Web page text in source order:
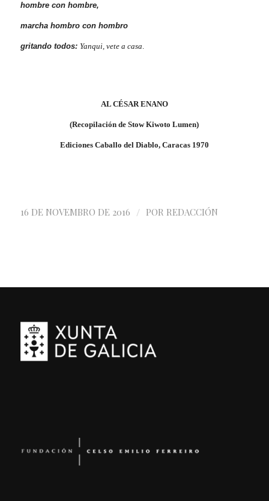
hombre con hombre,
marcha hombro con hombro
gritando todos: Yanqui, vete a casa.
AL CÉSAR ENANO
(Recopilación de Stow Kiwoto Lumen)
Ediciones Caballo del Diablo, Caracas 1970
16 DE NOVEMBRO DE 2016 / POR REDACCIÓN